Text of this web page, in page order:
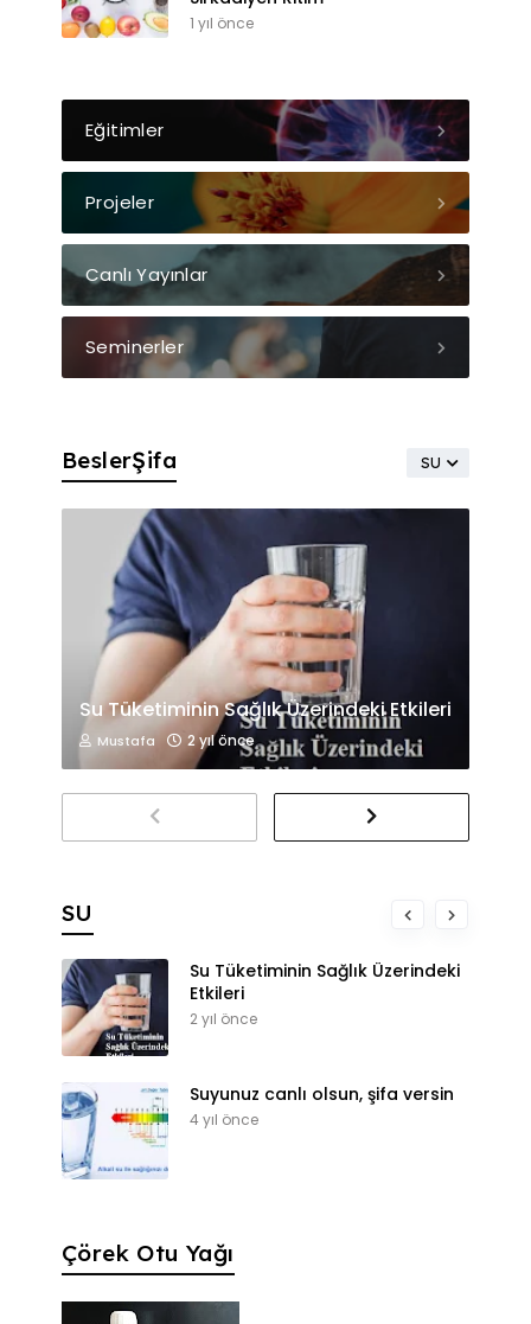
1 yıl önce
Eğitimler
Projeler
Canlı Yayınlar
Seminerler
SU
BeslerŞifa
Su Tüketiminin Sağlık Üzerindeki Etkileri
Mustafa 2 yıl önce
SU
Su Tüketiminin Sağlık Üzerindeki
Etkileri
2 yıl önce
Suyunuz canlı olsun, şifa versin
4 yıl önce
Çörek Otu Yağı